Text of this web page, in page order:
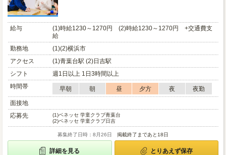
給与
(1)時給1230～1270円 (2)時給1230～1270円 +交通費支
給
勤務地
(1)(2)横浜市
アクセス
(1)青葉台駅 (2)日吉駅
シフト
週1日以上 1日3時間以上
時間帯
早朝 朝 昼 夕方 夜
夜勤
面接地
応募先
(1)ベネッセ 学童クラブ青葉台
(2)ベネッセ 学童クラブ日吉
募集終了日時：8月26日 掲載終了まであと18日
詳細を見る とりあえず保存